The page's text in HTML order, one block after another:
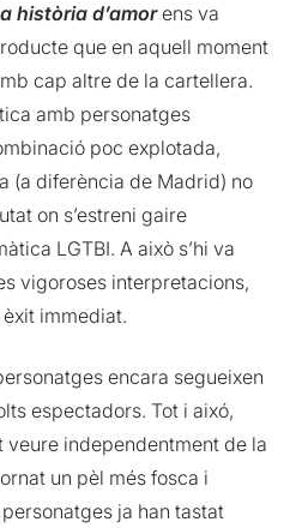
història d’amorens va
que en aquell moment
cap altre de la cartellera.
amb personatges
poc explotada,
(a diferència de Madrid) no
on s’estreni gaire
LGTBI. A això s’hi va
vigoroses interpretacions,
immediat.
encara segueixen
espectadors. Tot i aixó,
veure independentment de la
un pèl més fosca i
ja han tastat